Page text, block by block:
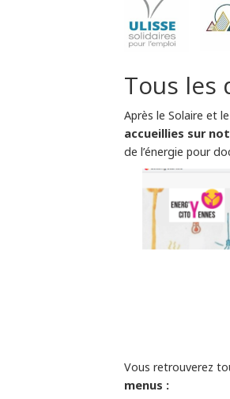
Tous
Après le Solaire et
accueillies sur
de l’énergie pour
Vous retrouverez
menus :